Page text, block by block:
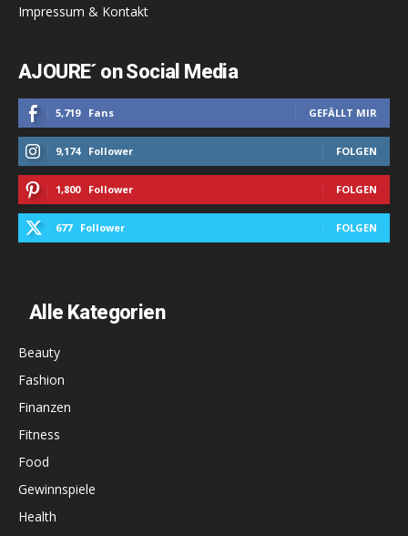
Impressum & Kontakt
AJOURE´ on Social Media
5,719 Fans GEFÄLLT MIR
9,174 Follower FOLGEN
1,800 Follower FOLGEN
677 Follower FOLGEN
Alle Kategorien
Beauty
Fashion
Finanzen
Fitness
Food
Gewinnspiele
Health